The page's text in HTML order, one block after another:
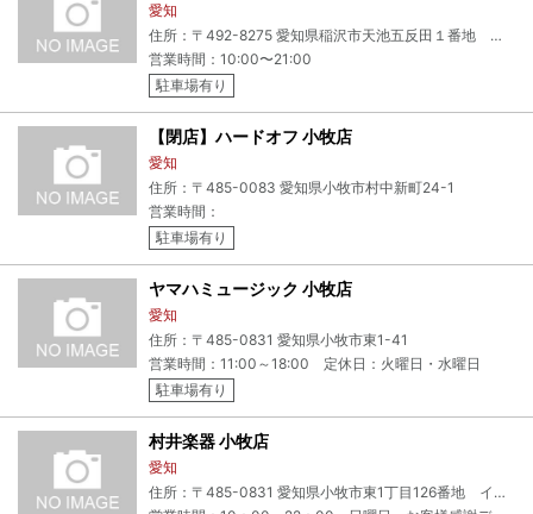
愛知
住所：〒492-8275 愛知県稲沢市天池五反田１番地 アピタ稲沢店 2F
営業時間：10:00〜21:00
駐車場有り
【閉店】ハードオフ 小牧店
愛知
住所：〒485-0083 愛知県小牧市村中新町24-1
営業時間：
駐車場有り
ヤマハミュージック 小牧店
愛知
住所：〒485-0831 愛知県小牧市東1-41
営業時間：11:00～18:00 定休日：火曜日・水曜日
駐車場有り
村井楽器 小牧店
愛知
住所：〒485-0831 愛知県小牧市東1丁目126番地 イオン小牧店3F